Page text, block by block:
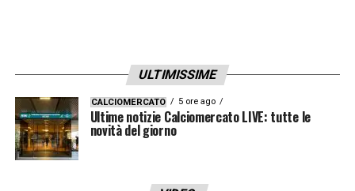
ULTIMISSIME
CALCIOMERCATO 5 ore ago
Ultime notizie Calciomercato LIVE: tutte le
novità del giorno